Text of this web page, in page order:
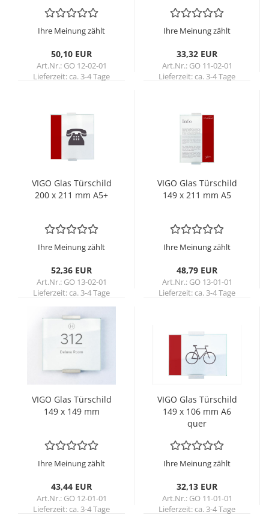
Ihre Meinung zählt
50,10 EUR
Art.Nr.: GO 12-02-01
Lieferzeit:ca. 3-4 Tage
Ihre Meinung zählt
33,32 EUR
Art.Nr.: GO 11-02-01
Lieferzeit:ca. 3-4 Tage
VIGO Glas Tür­schild
200 x 211 mm A5+
Ihre Meinung zählt
52,36 EUR
Art.Nr.: GO 13-02-01
Lieferzeit:ca. 3-4 Tage
VIGO Glas Tür­schild
149 x 211 mm A5
Ihre Meinung zählt
48,79 EUR
Art.Nr.: GO 13-01-01
Lieferzeit:ca. 3-4 Tage
VIGO Glas Tür­schild
149 x 149 mm
Ihre Meinung zählt
43,44 EUR
Art.Nr.: GO 12-01-01
Lieferzeit:ca. 3-4 Tage
VIGO Glas Tür­schild
149 x 106 mm A6
quer
Ihre Meinung zählt
32,13 EUR
Art.Nr.: GO 11-01-01
Lieferzeit:ca. 3-4 Tage